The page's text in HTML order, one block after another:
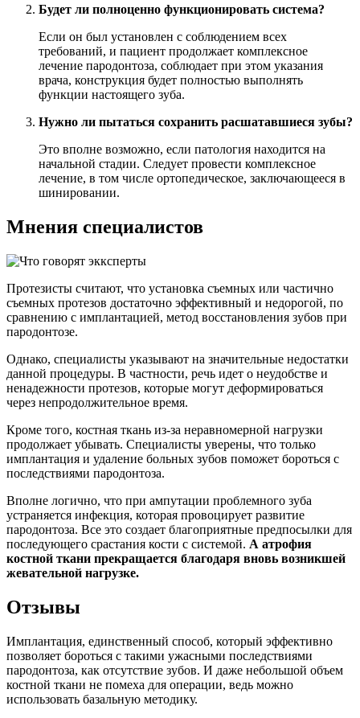
Будет ли полноценно функционировать система?
Если он был установлен с соблюдением всех
требований, и пациент продолжает комплексное
лечение пародонтоза, соблюдает при этом указания
врача, конструкция будет полностью выполнять
функции настоящего зуба.
Нужно ли пытаться сохранить расшатавшиеся зубы?
Это вполне возможно, если патология находится на
начальной стадии. Следует провести комплексное
лечение, в том числе ортопедическое, заключающееся в
шинировании.
Мнения специалистов
Протезисты считают, что установка съемных или частично
съемных протезов достаточно эффективный и недорогой, по
сравнению с имплантацией, метод восстановления зубов при
пародонтозе.
Однако, специалисты указывают на значительные недостатки
данной процедуры. В частности, речь идет о неудобстве и
ненадежности протезов, которые могут деформироваться
через непродолжительное время.
Кроме того, костная ткань из-за неравномерной нагрузки
продолжает убывать. Специалисты уверены, что только
имплантация и удаление больных зубов поможет бороться с
последствиями пародонтоза.
Вполне логично, что при ампутации проблемного зуба
устраняется инфекция, которая провоцирует развитие
пародонтоза. Все это создает благоприятные предпосылки для
последующего срастания кости с системой. А атрофия
костной ткани прекращается благодаря вновь возникшей
жевательной нагрузке.
Отзывы
Имплантация, единственный способ, который эффективно
позволяет бороться с такими ужасными последствиями
пародонтоза, как отсутствие зубов. И даже небольшой объем
костной ткани не помеха для операции, ведь можно
использовать базальную методику.